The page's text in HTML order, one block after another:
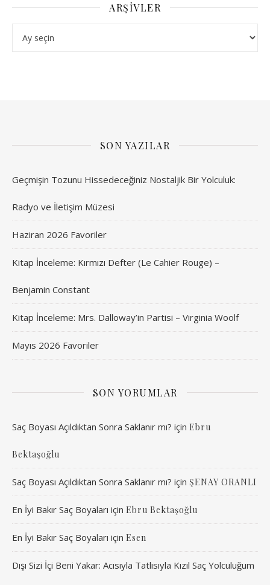
ARŞIVLER
SON YAZILAR
Geçmişin Tozunu Hissedeceğiniz Nostaljik Bir Yolculuk:
Radyo ve İletişim Müzesi
Haziran 2026 Favoriler
Kitap İnceleme: Kırmızı Defter (Le Cahier Rouge) –
Benjamin Constant
Kitap İnceleme: Mrs. Dalloway’in Partisi – Virginia Woolf
Mayıs 2026 Favoriler
SON YORUMLAR
Saç Boyası Açıldıktan Sonra Saklanır mı? için Ebru
Bektaşoğlu
Saç Boyası Açıldıktan Sonra Saklanır mı? için ŞENAY ORANLI
En İyi Bakır Saç Boyaları için Ebru Bektaşoğlu
En İyi Bakır Saç Boyaları için Esen
Dışı Sizi İçi Beni Yakar: Acısıyla Tatlısıyla Kızıl Saç Yolculuğum